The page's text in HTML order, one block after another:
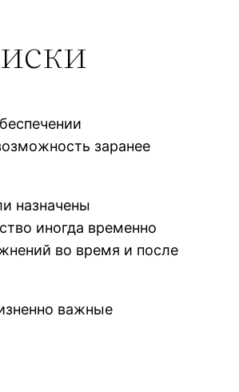
заранее
назначены
иногда временно
во время и после
важные